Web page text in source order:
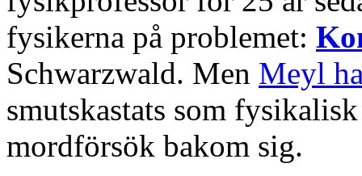
fysikerna på problemet:
Schwarzwald. Men Meyl
smutskastats som
mordförsök bakom sig.